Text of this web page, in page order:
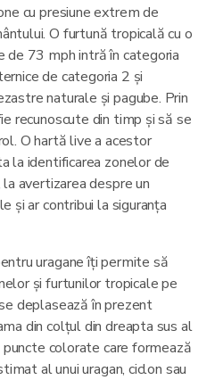
cu presiune extrem de
O furtună tropicală cu o
de 73 mph intră în categoria
de categoria 2 și
naturale și pagube. Prin
recunoscute din timp și să se
O hartă live a acestor
la identificarea zonelor de
la avertizarea despre un
și ar contribui la siguranța
uragane îți permite să
și furtunilor tropicale pe
deplasează în prezent
din colțul din dreapta sus al
colorate care formează
al unui uragan, ciclon sau